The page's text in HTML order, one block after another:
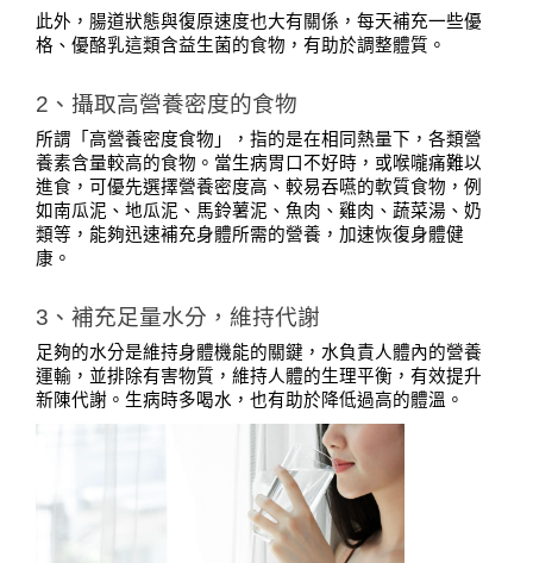
此外，腸道狀態與復原速度也大有關係，每天補充一些優
格、優酪乳這類含益生菌的食物，有助於調整體質。
2、攝取高營養密度的食物
所謂「高營養密度食物」，指的是在相同熱量下，各類營
養素含量較高的食物。當生病胃口不好時，或喉嚨痛難以
進食，可優先選擇營養密度高、較易吞嚥的軟質食物，例
如南瓜泥、地瓜泥、馬鈴薯泥、魚肉、雞肉、蔬菜湯、奶
類等，能夠迅速補充身體所需的營養，加速恢復身體健
康。
3、補充足量水分，維持代謝
足夠的水分是維持身體機能的關鍵，水負責人體內的營養
運輸，並排除有害物質，維持人體的生理平衡，有效提升
新陳代謝。生病時多喝水，也有助於降低過高的體溫。